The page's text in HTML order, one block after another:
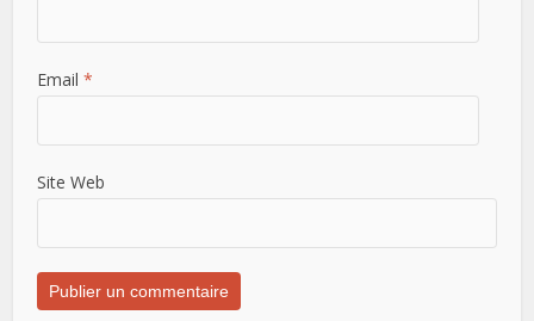
Email *
Site Web